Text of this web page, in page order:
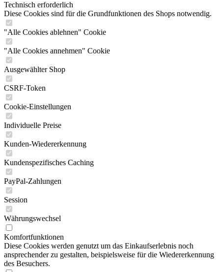
Technisch erforderlich
Diese Cookies sind für die Grundfunktionen des Shops notwendig.
"Alle Cookies ablehnen" Cookie
"Alle Cookies annehmen" Cookie
Ausgewählter Shop
CSRF-Token
Cookie-Einstellungen
Individuelle Preise
Kunden-Wiedererkennung
Kundenspezifisches Caching
PayPal-Zahlungen
Session
Währungswechsel
Komfortfunktionen
Diese Cookies werden genutzt um das Einkaufserlebnis noch
ansprechender zu gestalten, beispielsweise für die Wiedererkennung
des Besuchers.